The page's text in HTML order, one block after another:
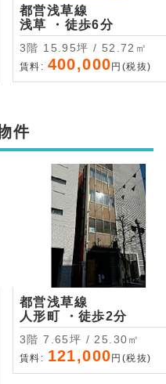
都営浅草線
浅草 ・徒歩6分
3階 15.95坪 / 52.72㎡
賃料: 400,000 円(税抜)
件
都営浅草線
人形町 ・徒歩2分
3階 7.65坪 / 25.30㎡
賃料: 121,000 円(税抜)